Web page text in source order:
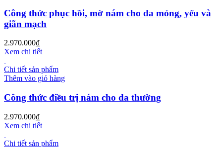
Công thức phục hồi, mờ nám cho da mỏng, yếu và
giãn mạch
2.970.000₫
Xem chi tiết
Chi tiết sản phẩm
Thêm vào giỏ hàng
Công thức điều trị nám cho da thường
2.970.000₫
Xem chi tiết
Chi tiết sản phẩm